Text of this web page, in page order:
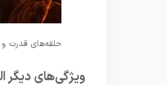
حلقه‌های قدرت و
ویژگی‌های دیگر